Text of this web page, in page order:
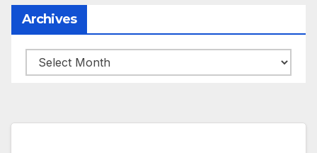
Archives
Archives